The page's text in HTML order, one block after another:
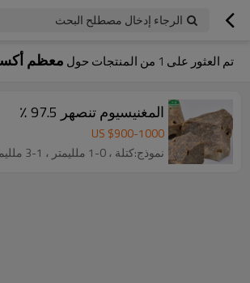
الرجاء إدخال مصطلح البحث
تم العثور على 1 من المنتجات حول معظم أكسيد
المغنيسيوم تنصهر 97.5 ٪
US $900-1000
نموذج:كتلة ، 0-1 ملليمتر ، 1-3 ملليمتر ، 3-5 ملليمتر